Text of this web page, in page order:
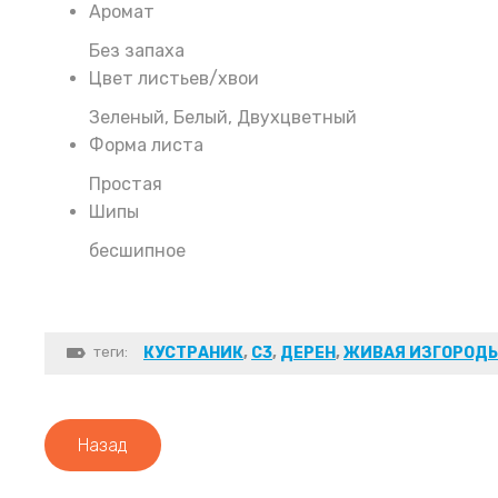
Аромат
Без запаха
Цвет листьев/хвои
Зеленый, Белый, Двухцветный
Форма листа
Простая
Шипы
бесшипное
теги: КУСТРАНИК, С3, ДЕРЕН, ЖИВАЯ ИЗГОРОДЬ
Назад